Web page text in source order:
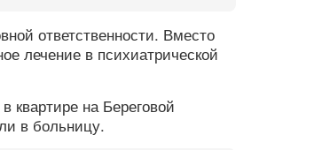
ответственности. Вместо
лечение в психиатрической
квартире на Береговой
в больницу.